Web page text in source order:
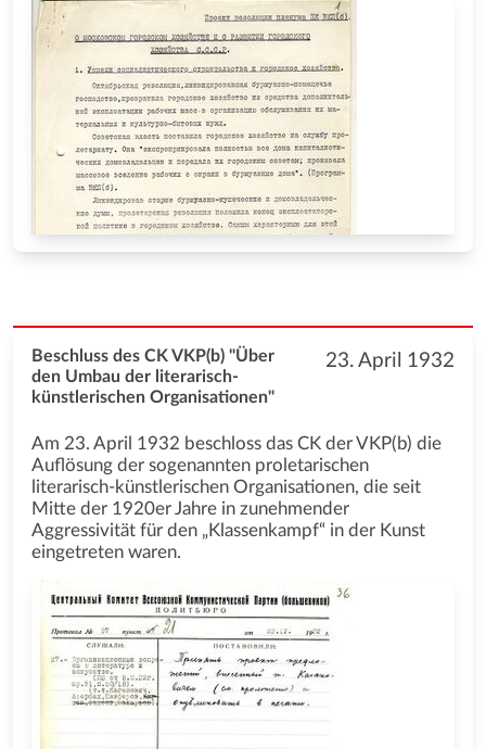
23. April 1932
Beschluss des CK VKP(b) "Über
den Umbau der literarisch-
künstlerischen Organisationen"
Am 23. April 1932 beschloss das СK der VKP(b) die
Auflösung der sogenannten proletarischen
literarisch-künstlerischen Organisationen, die seit
Mitte der 1920er Jahre in zunehmender
Aggressivität für den „Klassenkampf“ in der Kunst
eingetreten waren.